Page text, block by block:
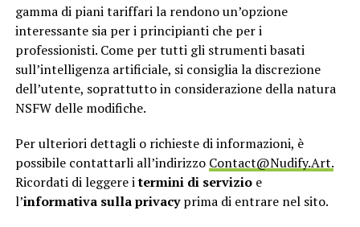
gamma di piani tariffari la rendono un’opzione
interessante sia per i principianti che per i
professionisti. Come per tutti gli strumenti basati
sull’intelligenza artificiale, si consiglia la discrezione
dell’utente, soprattutto in considerazione della natura
NSFW delle modifiche.
Per ulteriori dettagli o richieste di informazioni, è
possibile contattarli all’indirizzo Contact@Nudify.Art.
Ricordati di leggere itermini di servizioe
l’informativa sulla privacyprima di entrare nel sito.